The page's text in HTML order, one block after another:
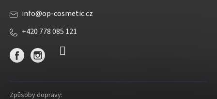
info@op-cosmetic.cz
+420 778 085 121
Způsoby dopravy: